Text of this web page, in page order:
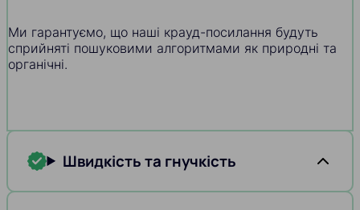
Ми гарантуємо, що наші крауд-посилання будуть
сприйняті пошуковими алгоритмами як природні та
органічні.
Швидкість та гнучкість